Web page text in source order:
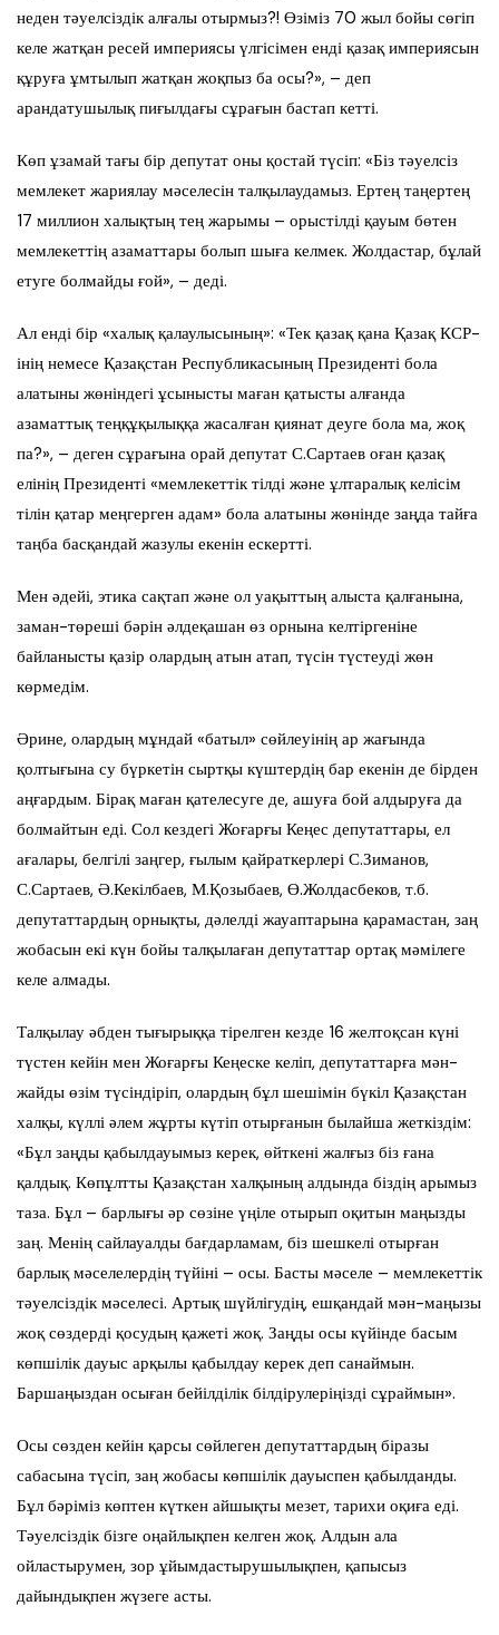
неден тәуелсіздік алғалы отырмыз?! Өзіміз 70 жыл бойы сөгіп
келе жатқан ресей империясы үлгісімен енді қазақ империясын
құруға ұмтылып жатқан жоқпыз ба осы?», – деп
арандатушылық пиғылдағы сұрағын бастап кетті.
Көп ұзамай тағы бір депутат оны қостай түсіп: «Біз тәуелсіз
мемлекет жариялау мәселесін талқылаудамыз. Ертең таңертең
17 миллион халықтың тең жарымы – орыстілді қауым бөтен
мемлекеттің азаматтары болып шыға келмек. Жолдастар, бұлай
етуге болмайды ғой», – деді.
Ал енді бір «халық қалаулысының»: «Тек қазақ қана Қазақ КСР-
інің немесе Қазақстан Республикасының Президенті бола
алатыны жөніндегі ұсынысты маған қатысты алғанда
азаматтық теңқұқылыққа жасалған қиянат деуге бола ма, жоқ
па?», – деген сұрағына орай депутат С.Сартаев оған қазақ
елінің Президенті «мемлекеттік тілді және ұлтаралық келісім
тілін қатар меңгерген адам» бола алатыны жөнінде заңда тайға
таңба басқандай жазулы екенін ескертті.
Мен әдейі, этика сақтап және ол уақыттың алыста қалғанына,
заман-төреші бәрін әлдеқашан өз орнына келтіргеніне
байланысты қазір олардың атын атап, түсін түстеуді жөн
көрмедім.
Әрине, олардың мұндай «батыл» сөйлеуінің ар жағында
қолтығына су бүркетін сыртқы күштердің бар екенін де бірден
аңғардым. Бірақ маған қателесуге де, ашуға бой алдыруға да
болмайтын еді. Сол кездегі Жоғарғы Кеңес депутаттары, ел
ағалары, белгілі заңгер, ғылым қайраткерлері С.Зиманов,
С.Сартаев, Ә.Кекілбаев, М.Қозыбаев, Ө.Жолдасбеков, т.б.
депутаттардың орнықты, дәлелді жауаптарына қарамастан, заң
жобасын екі күн бойы талқылаған депутаттар ортақ мәмілеге
келе алмады.
Талқылау әбден тығырыққа тірелген кезде 16 желтоқсан күні
түстен кейін мен Жоғарғы Кеңеске келіп, депутаттарға мән-
жайды өзім түсіндіріп, олардың бұл шешімін бүкіл Қазақстан
халқы, күллі әлем жұрты күтіп отырғанын былайша жеткіздім:
«Бұл заңды қабылдауымыз керек, өйткені жалғыз біз ғана
қалдық. Көпұлтты Қазақстан халқының алдында біздің арымыз
таза. Бұл – барлығы әр сөзіне үңіле отырып оқитын маңызды
заң. Менің сайлауалды бағдарламам, біз шешкелі отырған
барлық мәселелердің түйіні – осы. Басты мәселе – мемлекеттік
тәуелсіздік мәселесі. Артық шүйлігудің, ешқандай мән-маңызы
жоқ сөздерді қосудың қажеті жоқ. Заңды осы күйінде басым
көпшілік дауыс арқылы қабылдау керек деп санаймын.
Баршаңыздан осыған бейілділік білдірулеріңізді сұраймын».
Осы сөзден кейін қарсы сөйлеген депутаттардың біразы
сабасына түсіп, заң жобасы көпшілік дауыспен қабылданды.
Бұл бәріміз көптен күткен айшықты мезет, тарихи оқиға еді.
Тәуелсіздік бізге оңайлықпен келген жоқ. Алдын ала
ойластырумен, зор ұйымдастырушылықпен, қапысыз
дайындықпен жүзеге асты.